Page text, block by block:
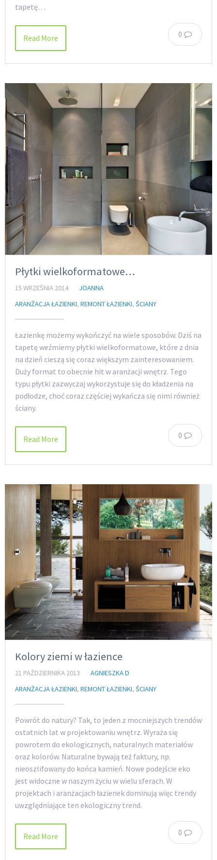
tapetę…
0
Read More
Płytki wielkoformatowe…
15 WRZEŚNIA 2014
JOANNA
ARANŻACJA ŁAZIENKI, REMONT ŁAZIENKI, ŚCIANY
Łazienkę możemy wykończyć na wiele sposobów. Dziś na
tapetę weźmiemy płytki wielkoformatowe, które z dnia
na dzień cieszą się coraz większym zainteresowaniem.
Duży format to obecnie hit w aranżacji wnętrz. Tego
typu płytki zazwyczaj wykorzystuje się do kładzenia na
podłodze, choć coraz częściej wykańcza się nimi również
ściany.
0
Read More
Kolory ziemi w łazience
21 PAŹDZIERNIKA 2013
AGNIESZKA D
ARANŻACJA ŁAZIENKI, REMONT ŁAZIENKI, ŚCIANY
Powrót do natury? Tak, to jeden z mocniejszych trendów
ostatnich lat w projektowaniu wnętrz. Wyraża się
powrotem do ekologicznych, naturalnych materiałów
oraz kolorów. Naturalne bywają też faktury, np.
nieoszlifowany do końca kamień. Nowe podejście eko
jest widoczne w naszym życiu w wielu sferach. W
projektach i aranżacjach łazienek dominują więc trendy
uwzględniające ten ekologiczny trend.
0
Read More